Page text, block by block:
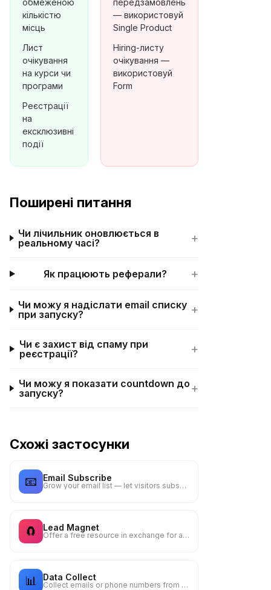
обмеженою
кількістю
місць
Лист
очікування
на курси чи
програми
Реєстрації
на
ексклюзивні
події
передзамовлень
— використовуй
Single Product
Hiring-листу
очікування —
використовуй
Form
Поширені питання
Чи лічильник оновлюється в
реальному часі?
+
Як працюють реферали? +
Чи можу я надіслати email списку
при запуску?
+
Чи є захист від спаму при
реєстрації?
+
Чи можу я показати countdown до
запуску?
+
Схожі застосунки
📧 Email Subscribe
Grow your email list — let visitors subscribe to your newsletter
🧲 Lead Magnet
Offer a free resource in exchange for an email — guide, checklist, template
📊 Data Collect
Collect emails or phone numbers from your visitors